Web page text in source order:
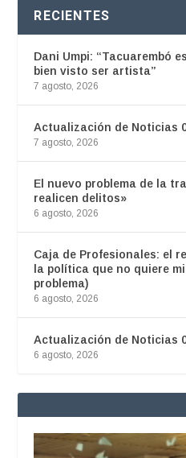
RECIENTES
Dani Umpi: “Tacuarembó
bien visto ser artista”
7 agosto, 2026
Actualización de Noticias
7 agosto, 2026
El nuevo problema de la
realicen delitos»
6 agosto, 2026
Caja de Profesionales: el
la política que no quiere
problema)
6 agosto, 2026
Actualización de Noticias
6 agosto, 2026